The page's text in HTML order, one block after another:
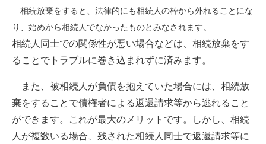
相続放棄をすると、法律的にも相続人の枠から外れることにな
り、始めから相続人でなかったものとみなされます。
相続人同士での関係性が悪い場合などは、相続放棄をす
ることでトラブルに巻き込まれずに済みます。
また、被相続人が負債を抱えていた場合には、相続放
棄をすることで債権者による返還請求等から逃れること
ができます。これが最大のメリットです。しかし、相続
人が複数いる場合、残された相続人同士で返還請求等に